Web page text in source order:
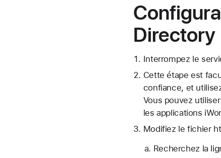
Directory
Interrompez le
Cette étape est
confiance, et
Vous pouvez
les applications
Modifiez le fichier
Recherchez la